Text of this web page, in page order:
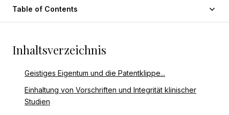
Table of Contents
Inhaltsverzeichnis
Geistiges Eigentum und die Patentklippe...
Einhaltung von Vorschriften und Integrität klinischer
Studien